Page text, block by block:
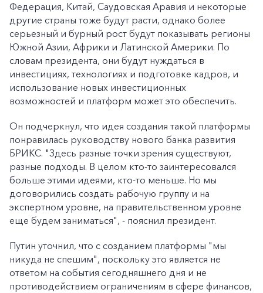
Федерация, Китай, Саудовская Аравия и некоторые
другие страны тоже будут расти, однако более
серьезный и бурный рост будут показывать регионы
Южной Азии, Африки и Латинской Америки. По
словам президента, они будут нуждаться в
инвестициях, технологиях и подготовке кадров, и
использование новых инвестиционных
возможностей и платформ может это обеспечить.
Он подчеркнул, что идея создания такой платформы
понравилась руководству нового банка развития
БРИКС. "Здесь разные точки зрения существуют,
разные подходы. В целом кто-то заинтересовался
больше этими идеями, кто-то меньше. Но мы
договорились создать рабочую группу и на
экспертном уровне, на правительственном уровне
еще будем заниматься", - пояснил президент.
Путин уточнил, что с созданием платформы "мы
никуда не спешим", поскольку это является не
ответом на события сегодняшнего дня и не
противодействием ограничениям в сфере финансов,